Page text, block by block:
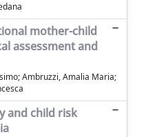
mother-child
assessment and
Ambruzzi, Amalia Maria;
and child risk